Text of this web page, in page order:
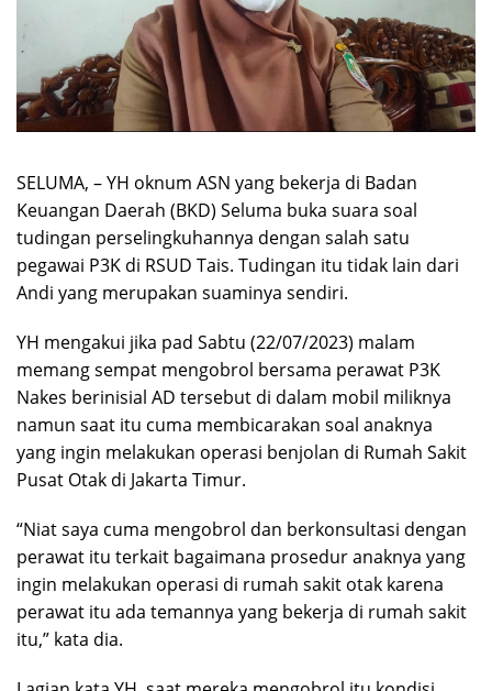
SELUMA, – YH oknum ASN yang bekerja di Badan
Keuangan Daerah (BKD) Seluma buka suara soal
tudingan perselingkuhannya dengan salah satu
pegawai P3K di RSUD Tais. Tudingan itu tidak lain dari
Andi yang merupakan suaminya sendiri.
YH mengakui jika pad Sabtu (22/07/2023) malam
memang sempat mengobrol bersama perawat P3K
Nakes berinisial AD tersebut di dalam mobil miliknya
namun saat itu cuma membicarakan soal anaknya
yang ingin melakukan operasi benjolan di Rumah Sakit
Pusat Otak di Jakarta Timur.
“Niat saya cuma mengobrol dan berkonsultasi dengan
perawat itu terkait bagaimana prosedur anaknya yang
ingin melakukan operasi di rumah sakit otak karena
perawat itu ada temannya yang bekerja di rumah sakit
itu,” kata dia.